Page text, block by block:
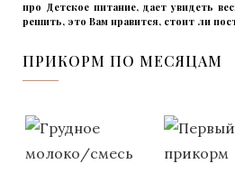
про Детское питание, дает увидеть
решить, это Вам нравится, стоит ли
ПРИКОРМ ПО МЕСЯЦАМ